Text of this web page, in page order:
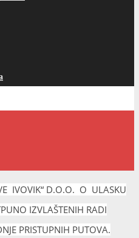
IVOVIK“ D.O.O. O ULASKU
IZVLAŠTENIH RADI
PRISTUPNIH PUTOVA.